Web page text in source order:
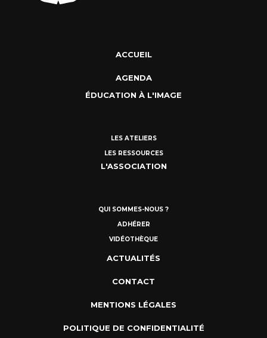
ACCUEIL
AGENDA
ÉDUCATION À L'IMAGE
LES ATELIERS
LES RESSOURCES
L'ASSOCIATION
QUI SOMMES-NOUS ?
ADHÉRER
VIDÉOTHÈQUE
ACTUALITÉS
CONTACT
MENTIONS LÉGALES
POLITIQUE DE CONFIDENTIALITÉ